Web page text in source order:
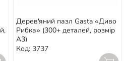
Дерев'яний пазл Gasta «Диво
Рибка» (300+ деталей, розмір
А3)
Код: 3737